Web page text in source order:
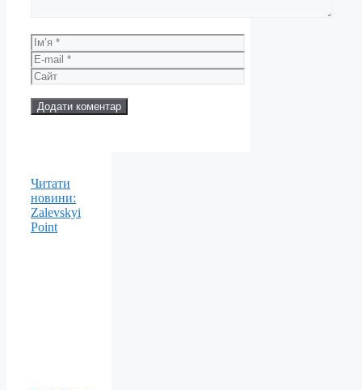
Ім’я
E-
mail
Сайт
Читати
новини:
Zalevskyi
Point